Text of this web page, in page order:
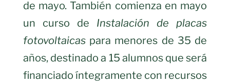
de mayo. También comienza en mayo
un curso de Instalación de placas
fotovoltaicas para menores de 35 de
años, destinado a 15 alumnos que será
financiado íntegramente con recursos